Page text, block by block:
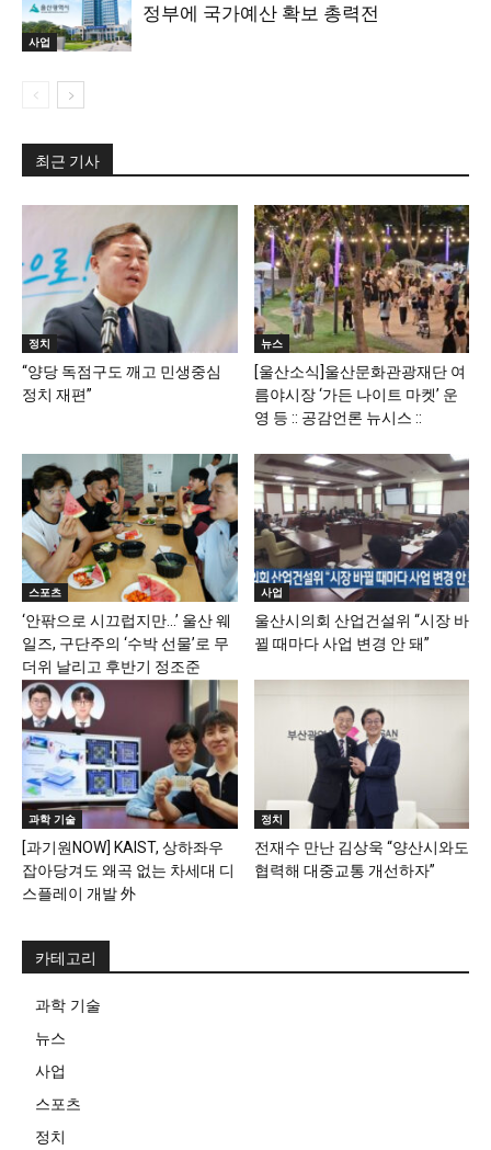
사업
정부에 국가예산 확보 총력전
최근 기사
정치
“양당 독점구도 깨고 민생중심
정치 재편”
뉴스
[울산소식]울산문화관광재단 여
름야시장 ‘가든 나이트 마켓’ 운
영 등 :: 공감언론 뉴시스 ::
스포츠
‘안팎으로 시끄럽지만…’ 울산 웨
일즈, 구단주의 ‘수박 선물’로 무
더위 날리고 후반기 정조준
사업
울산시의회 산업건설위 “시장 바
뀔 때마다 사업 변경 안 돼”
과학 기술
[과기원NOW] KAIST, 상하좌우
잡아당겨도 왜곡 없는 차세대 디
스플레이 개발 外
정치
전재수 만난 김상욱 “양산시와도
협력해 대중교통 개선하자”
카테고리
과학 기술
뉴스
사업
스포츠
정치